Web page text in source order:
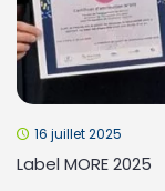
16 juillet 2025
Label MORE 2025